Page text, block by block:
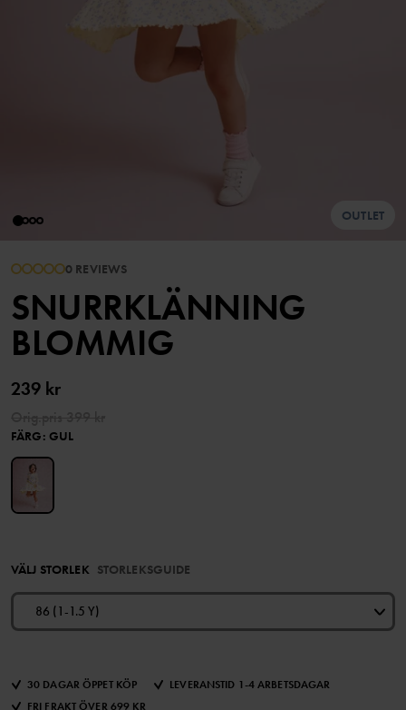
OUTLET
0 REVIEWS
SNURRKLÄNNING
BLOMMIG
239 kr
FÄRG: GUL
VÄLJ STORLEK STORLEKSGUIDE
86 (1-1.5 Y)
30 DAGAR ÖPPET KÖP
LEVERANSTID 1-4 ARBETSDAGAR
FRI FRAKT ÖVER 699 KR